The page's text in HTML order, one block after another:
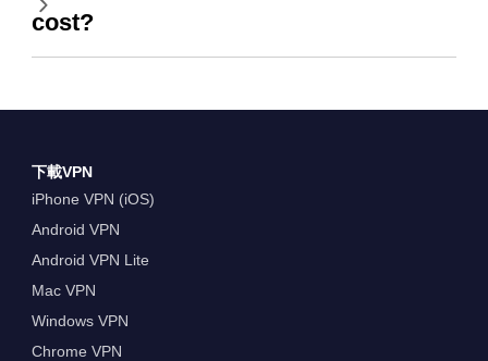
cost?
下載VPN
iPhone VPN (iOS)
Android VPN
Android VPN Lite
Mac VPN
Windows VPN
Chrome VPN